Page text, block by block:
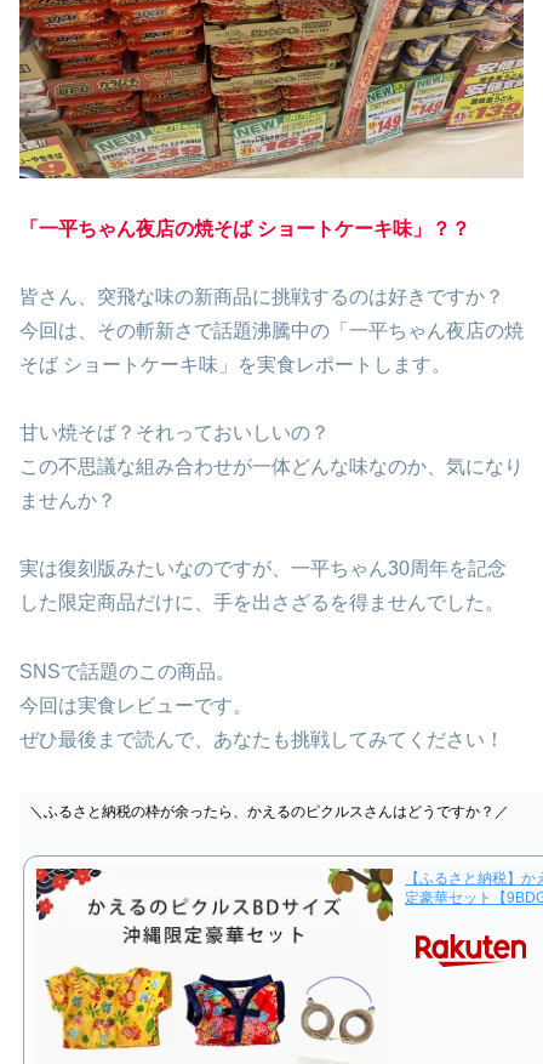
「一平ちゃん夜店の焼そば ショートケーキ味」？？
皆さん、突飛な味の新商品に挑戦するのは好きですか？
今回は、その斬新さで話題沸騰中の「一平ちゃん夜店の焼
そば ショートケーキ味」を実食レポートします。
甘い焼そば？それっておいしいの？
この不思議な組み合わせが一体どんな味なのか、気になり
ませんか？
実は復刻版みたいなのですが、一平ちゃん30周年を記念
した限定商品だけに、手を出さざるを得ませんでした。
SNSで話題のこの商品。
今回は実食レビューです。
ぜひ最後まで読んで、あなたも挑戦してみてください！
＼ふるさと納税の枠が余ったら、かえるのピクルスさんはどうですか？／
【ふるさと納税】
定豪華セット【